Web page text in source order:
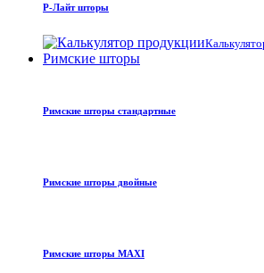
Р-Лайт шторы
Римские шторы
Римские шторы стандартные
Римские шторы двойные
Римские шторы MAXI